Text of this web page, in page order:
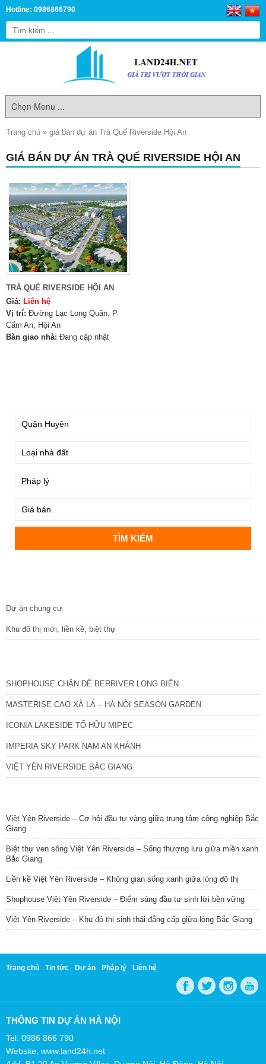
Hotline: 0986866790
Trang chủ » giá bán dự án Trà Quế Riverside Hội An
GIÁ BÁN DỰ ÁN TRÀ QUẾ RIVERSIDE HỘI AN
TRÀ QUẾ RIVERSIDE HỘI AN
Giá: Liên hệ
Vị trí: Đường Lạc Long Quân, P
Cẩm An, Hội An
Bàn giao nhà: Đang cập nhật
Dự án chung cư
Khu đô thị mới, liền kề, biệt thự
SHOPHOUSE CHÂN ĐẾ BERRIVER LONG BIÊN
MASTERISE CAO XÀ LÁ – HÀ NỘI SEASON GARDEN
ICONIA LAKESIDE TỐ HỮU MIPEC
IMPERIA SKY PARK NAM AN KHÁNH
VIỆT YÊN RIVERSIDE BẮC GIANG
Việt Yên Riverside – Cơ hội đầu tư vàng giữa trung tâm công nghiệp Bắc
Giang
Biệt thự ven sông Việt Yên Riverside – Sống thượng lưu giữa miền xanh
Bắc Giang
Liền kề Việt Yên Riverside – Không gian sống xanh giữa lòng đô thị
Shophouse Việt Yên Riverside – Điểm sáng đầu tư sinh lời bền vững
Việt Yên Riverside – Khu đô thị sinh thái đẳng cấp giữa lòng Bắc Giang
Trang chủ Tin tức Dự án Pháp lý Liên hệ
THÔNG TIN DỰ ÁN HÀ NỘI
Tel: 0986 866 790
Website: www.land24h.net